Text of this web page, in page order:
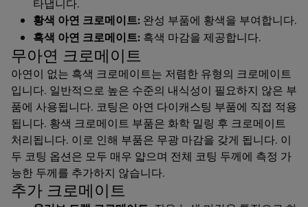
타냅니다.
황색 아연 크로메이트: 완성 부품에 황색을 부여합니다.
흑색 아연 크로메이트: 흑색 마감을 제공합니다.
무아연 크로메이트
아연이 없는 흑색 크로메이트는 저렴한 유형의 크로메이트
입니다. 일반적으로 높은 수준의 내식성이 필요하지 않은 부
품에 사용됩니다. 코팅은 아연 다이캐스팅 부품에 직접 적용
됩니다. 황색 크로메이트 부품은 화학 밀링 후 크로메이트
처리됩니다. 이로 인해 부품은 무광 마감을 갖게 됩니다. 이
두 코팅 옵션은 모두 매우 얇으며 전체 코팅 두께에 측정 가
능한 두께를 추가하지 않습니다.
추가 크로메이트